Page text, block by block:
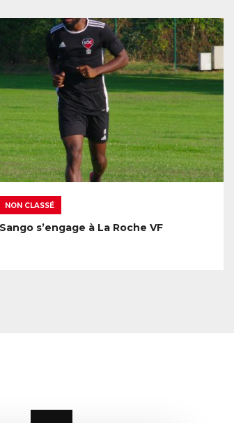
NON CLASSÉ
s’engage à La Roche VF